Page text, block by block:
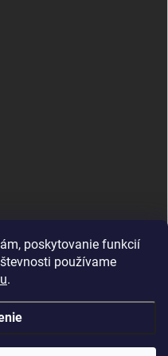
poskytovanie funkcií
používame
.
. Všetky práva vyhradené.